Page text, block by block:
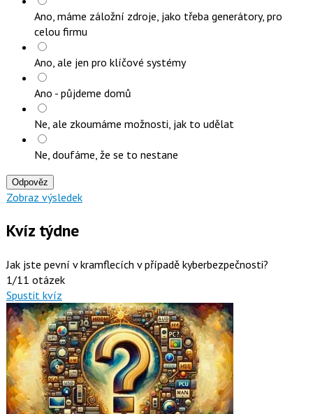
Ano, máme záložní zdroje, jako třeba generátory, pro
celou firmu
Ano, ale jen pro klíčové systémy
Ano - půjdeme domů
Ne, ale zkoumáme možnosti, jak to udělat
Ne, doufáme, že se to nestane
Odpověz
Zobraz výsledek
Kvíz týdne
Jak jste pevní v kramflecích v případě kyberbezpečnosti?
1/11 otázek
Spustit kvíz